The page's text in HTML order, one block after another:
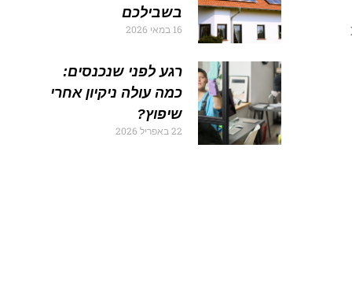
בשבילכם
16 במאי 2026
רגע לפני שנכנסים:
כמה עולה ניקיון אחרי
שיפוץ?
22 באפריל 2026